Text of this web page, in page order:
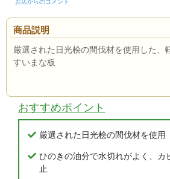
商品説明
厳選された日光桧の間伐材を使用した、
すいまな板
おすすめポイント
厳選された日光桧の間伐材を使用
ひのきの油分で水切れがよく、カ
止